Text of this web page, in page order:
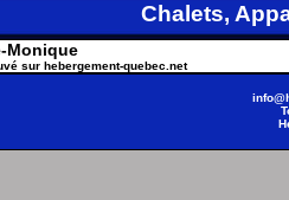
Chalets,
Monique
sur hebergement-quebec.net